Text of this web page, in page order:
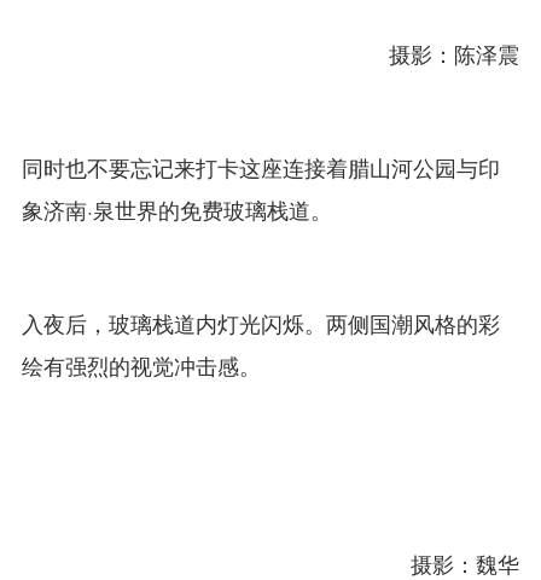
摄影：陈泽震
同时也不要忘记来打卡这座连接着腊山河公园与印
象济南·泉世界的免费玻璃栈道。
入夜后，玻璃栈道内灯光闪烁。两侧国潮风格的彩
绘有强烈的视觉冲击感。
摄影：魏华